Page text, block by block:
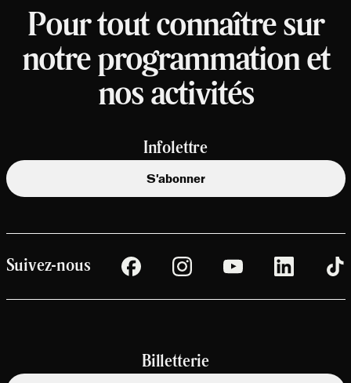
Pour tout connaître sur
notre programmation et
nos activités
Infolettre
S'abonner
Suivez-nous
Billetterie